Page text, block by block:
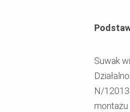
Suwak
N/
montażu